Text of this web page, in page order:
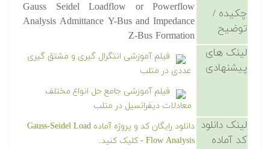
چکیده /
توضیح
Gauss Seidel Loadflow or Powerflow
Analysis Admittance Y-Bus and Impedance
Z-Bus Formation
لینک های
پیشنهادی
فیلم آموزشی انتگرال گیری و مشتق گیری
عددی در متلب
فیلم آموزشی جامع حل انواع مختلف
معادلات دیفرانسیل در متلب
لینک دانلود
کد آماده
دانلود رایگان کد و پروژه آماده Gauss-Seidel Load
Flow Analysis - کلیک کنید.